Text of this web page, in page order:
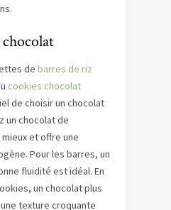
de barres de riz
cookies chocolat
de choisir un chocolat
un chocolat de
et offre une
Pour les barres, un
fluidité est idéal. En
un chocolat plus
texture croquante